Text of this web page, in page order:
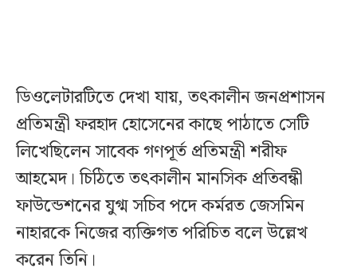
ডিওলেটারটিতে দেখা যায়, তৎকালীন জনপ্রশাসন
প্রতিমন্ত্রী ফরহাদ হোসেনের কাছে পাঠাতে সেটি
লিখেছিলেন সাবেক গণপূর্ত প্রতিমন্ত্রী শরীফ
আহমেদ। চিঠিতে তৎকালীন মানসিক প্রতিবন্ধী
ফাউন্ডেশনের যুগ্ম সচিব পদে কর্মরত জেসমিন
নাহারকে নিজের ব্যক্তিগত পরিচিত বলে উল্লেখ
করেন তিনি।